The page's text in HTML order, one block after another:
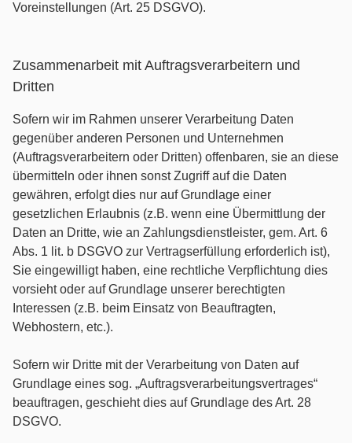
Voreinstellungen (Art. 25 DSGVO).
Zusammenarbeit mit Auftragsverarbeitern und
Dritten
Sofern wir im Rahmen unserer Verarbeitung Daten
gegenüber anderen Personen und Unternehmen
(Auftragsverarbeitern oder Dritten) offenbaren, sie an diese
übermitteln oder ihnen sonst Zugriff auf die Daten
gewähren, erfolgt dies nur auf Grundlage einer
gesetzlichen Erlaubnis (z.B. wenn eine Übermittlung der
Daten an Dritte, wie an Zahlungsdienstleister, gem. Art. 6
Abs. 1 lit. b DSGVO zur Vertragserfüllung erforderlich ist),
Sie eingewilligt haben, eine rechtliche Verpflichtung dies
vorsieht oder auf Grundlage unserer berechtigten
Interessen (z.B. beim Einsatz von Beauftragten,
Webhostern, etc.).
Sofern wir Dritte mit der Verarbeitung von Daten auf
Grundlage eines sog. „Auftragsverarbeitungsvertrages“
beauftragen, geschieht dies auf Grundlage des Art. 28
DSGVO.